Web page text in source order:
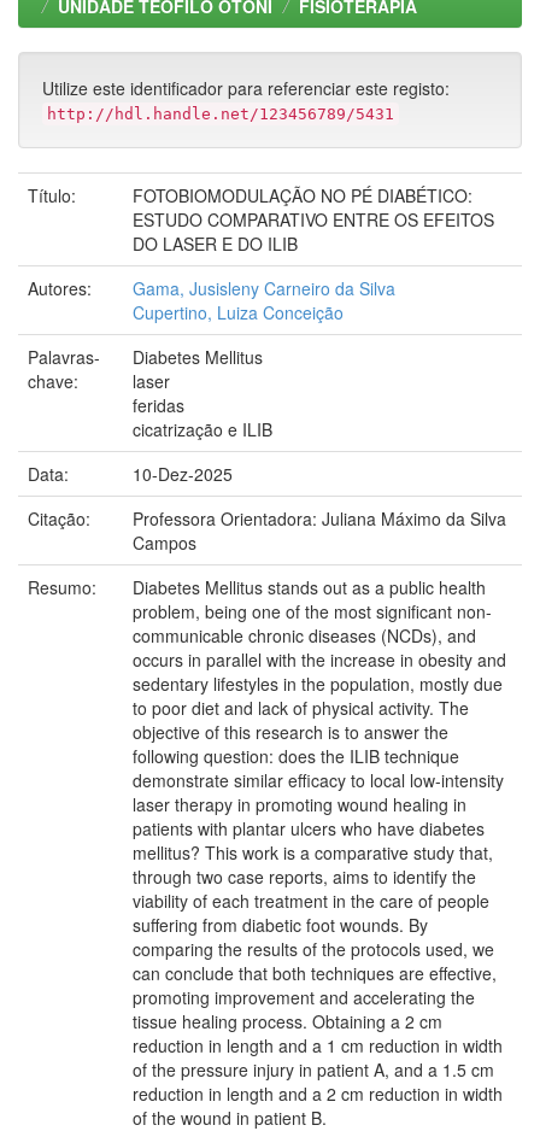
UNIDADE TEOFILO OTONI
FISIOTERAPIA
Utilize este identificador para referenciar este registo:
http://hdl.handle.net/123456789/5431
Título:
FOTOBIOMODULAÇÃO NO PÉ DIABÉTICO:
ESTUDO COMPARATIVO ENTRE OS EFEITOS
DO LASER E DO ILIB
Autores:
Gama, Jusisleny Carneiro da Silva
Cupertino, Luiza Conceição
Palavras-
chave:
Diabetes Mellitus
laser
feridas
cicatrização e ILIB
Data:
10-Dez-2025
Citação:
Professora Orientadora: Juliana Máximo da Silva
Campos
Resumo:
Diabetes Mellitus stands out as a public health
problem, being one of the most significant non-
communicable chronic diseases (NCDs), and
occurs in parallel with the increase in obesity and
sedentary lifestyles in the population, mostly due
to poor diet and lack of physical activity. The
objective of this research is to answer the
following question: does the ILIB technique
demonstrate similar efficacy to local low-intensity
laser therapy in promoting wound healing in
patients with plantar ulcers who have diabetes
mellitus? This work is a comparative study that,
through two case reports, aims to identify the
viability of each treatment in the care of people
suffering from diabetic foot wounds. By
comparing the results of the protocols used, we
can conclude that both techniques are effective,
promoting improvement and accelerating the
tissue healing process. Obtaining a 2 cm
reduction in length and a 1 cm reduction in width
of the pressure injury in patient A, and a 1.5 cm
reduction in length and a 2 cm reduction in width
of the wound in patient B.